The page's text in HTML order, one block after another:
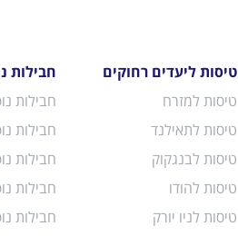
טיסות ליעדים רחוקים
טיסות למזרח
טיסות לתאילנד
טיסות לבנגקוק
טיסות להודו
טיסות לניו יורק
חבילות
חבילות
חבילות
חבילות
חבילות
חבילות